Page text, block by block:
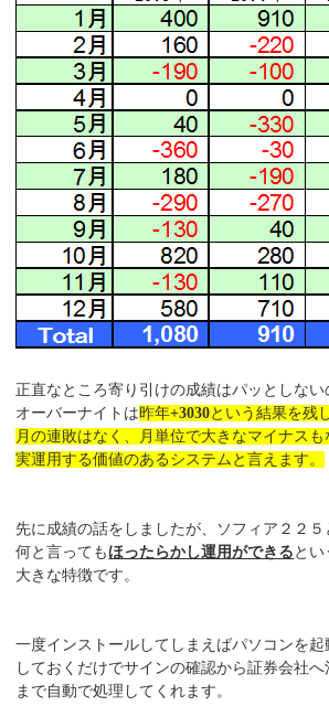
正直なところ寄り引けの成績はパッとしない
オーバーナイトは昨年+3030という結果を残
月の連敗はなく、月単位で大きなマイナスも
実運用する価値のあるシステムと言えます。
先に成績の話をしましたが、ソフィア２２５
何と言ってもほったらかし運用ができる とい
大きな特徴です。
一度インストールしてしまえばパソコンを起
しておくだけでサインの確認から証券会社へ
まで自動で処理してくれます。